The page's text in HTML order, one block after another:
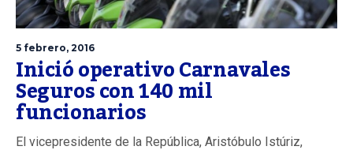
5 febrero, 2016
Inició operativo Carnavales
Seguros con 140 mil
funcionarios
El vicepresidente de la República, Aristóbulo Istúriz,